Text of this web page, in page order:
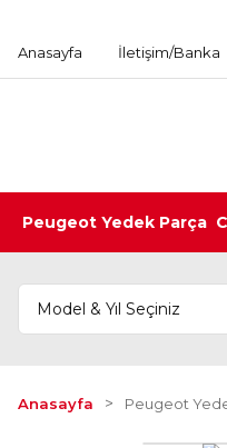
Anasayfa İletişim/Banka
Peugeot Yedek Parça
Anasayfa Peugeot